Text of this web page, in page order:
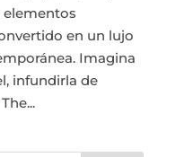
elementos
en un lujo
Imagina
infundirla de